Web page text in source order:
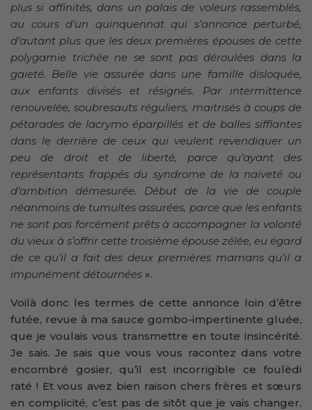
plus si affinités, dans un palais de voleurs rassemblés,
au cours d’un quinquennat qui s’annonce perturbé,
d’autant plus que les deux premières épouses de cette
polygamie trichée ne se sont pas déroulées dans la
gaieté. Belle vie assurée dans une famille disloquée,
aux enfants divisés et résignés. Par intermittence
renouvelée, soubresauts réguliers, maitrisés à coups de
pétarades de lacrymo éparpillés et de balles sifflantes
dans le derrière de ceux qui veulent revendiquer un
peu de droit et de liberté, parce qu’ayant des
représentants frappés du syndrome de la naïveté ou
d’ambition démesurée. Début de la vie de couple
néanmoins de tumultes assurées, parce que les enfants
ne sont pas forcément prêts à accompagner la volonté
du vieux à s’offrir cette troisième épouse zélée, eu égard
de ce qu’il a fait des deux premières mamans qu’il a
impunément détournées ».
Voilà donc les termes de cette annonce loin d’être
futée, revue à ma sauce gombo-impertinente gluée,
que je voulais vous transmettre en toute insincérité.
Je sais. Je sais que vous vous racontez dans votre
encombré gosier, qu’il est incorrigible ce foulèdi
raté ! Et vous avez bien raison chers frères et sœurs
en complicité, c’est pas de sitôt que je vais changer.